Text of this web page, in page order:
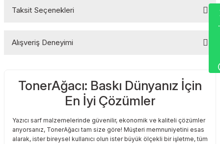
Taksit Seçenekleri
Alışveriş Deneyimi
Sitemize ilk yorumu siz yapın!
TonerAğacı: Baskı Dünyanız İçin
En İyi Çözümler
Yazıcı sarf malzemelerinde güvenilir, ekonomik ve kaliteli çözümler
arıyorsanız, TonerAğacı tam size göre! Müşteri memnuniyetini esas
alarak, ister bireysel kullanıcı olun ister büyük ölçekli bir işletme, tüm